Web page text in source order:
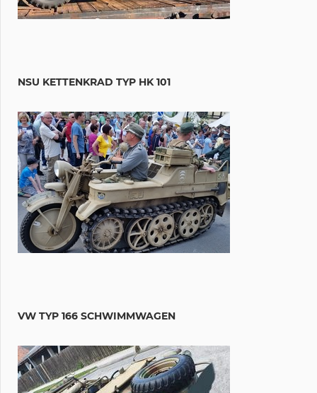
NSU KETTENKRAD TYP HK 101
VW TYP 166 SCHWIMMWAGEN